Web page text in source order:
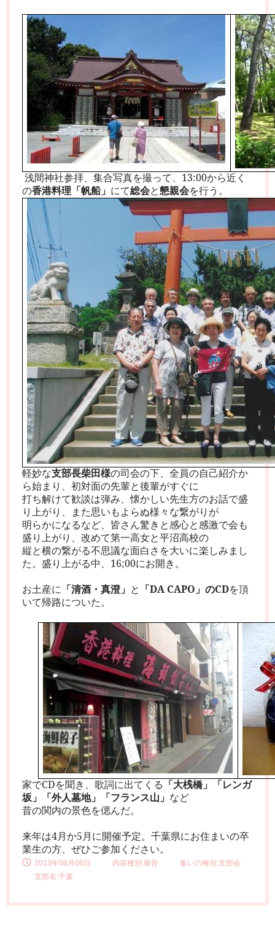
浅間神社参拝、集合写真を撮って、 13:00から近く
の香港料理「帆船」 にて総会と懇親会を行う。
軽妙な支部長柴田様の司会の下、全員の自己紹介か
ら始まり、初対面の先輩と後輩がすぐに
打ち解けて歓談は弾み、懐かしい先生方のお話で盛
り上がり、また思いもよらぬ様々な繋がりが
明らかになるなど、皆さん驚きと感心と感激で会も
盛り上がり、改めて第一高女と平沼高校の
縦と横の繋がる不思議な面白さを大いに楽しみまし
た。盛り上がる中、 16;00にお開き。
お土産に 「清酒・真澄」 と 「DA CAPO」のCDを頂
いて帰路についた。
家でCDを聞き、歌詞に出てくる 「大桟橋」「レンガ
坂」「外人墓地」「フランス山」 など
昔の関内の景色を偲んだ。
来年は4月か5月に開催予定。千葉県にお住まいの卒
業生の方、ぜひご参加ください。
2013年08月06日 内容種別:報告
集いの種別:支部会
支部名:千葉